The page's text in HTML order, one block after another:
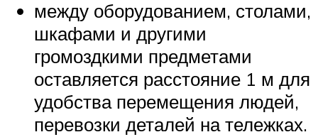
между оборудованием, столами,
шкафами и другими
громоздкими предметами
оставляется расстояние 1 м для
удобства перемещения людей,
перевозки деталей на тележках.